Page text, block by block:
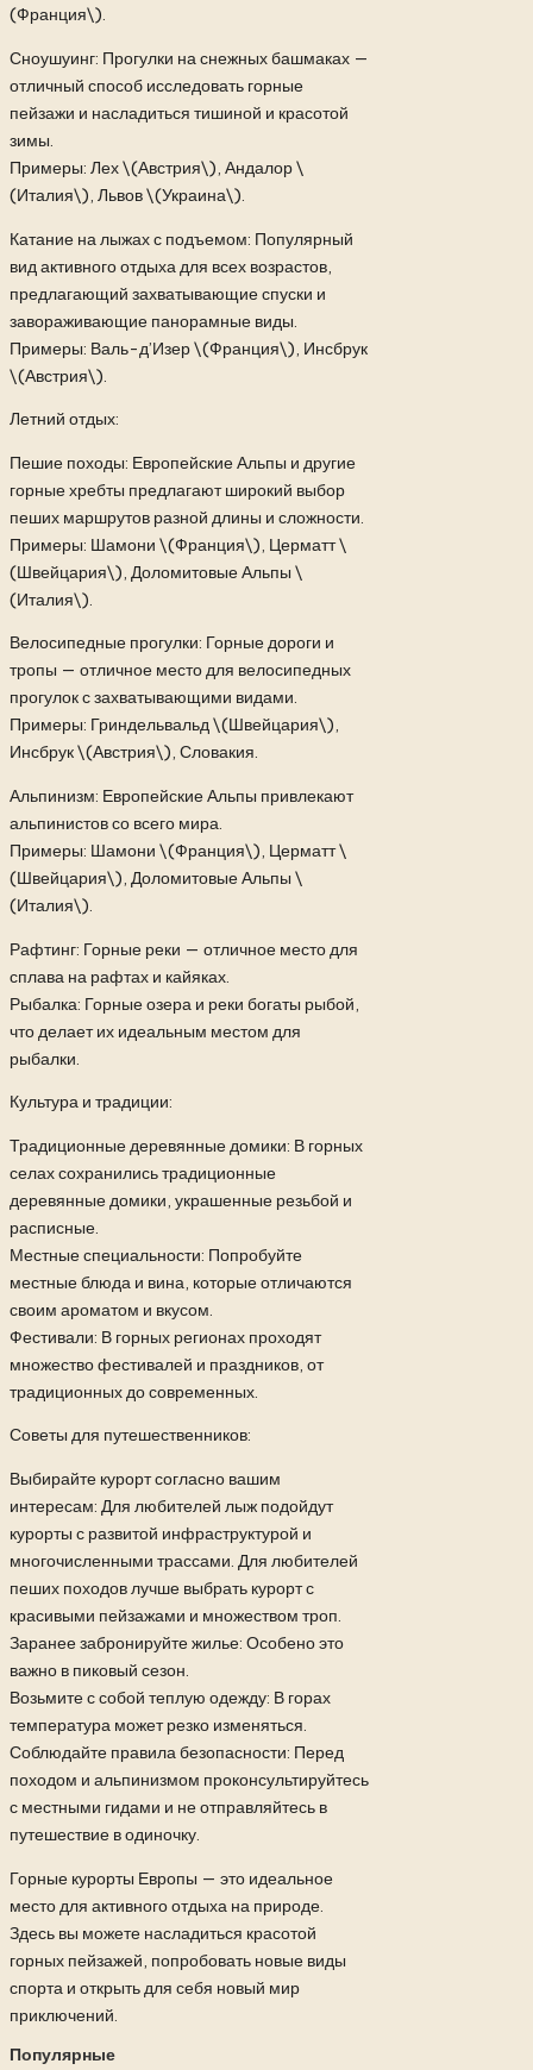
(Франция\).
Сноушуинг: Прогулки на снежных башмаках —
отличный способ исследовать горные
пейзажи и насладиться тишиной и красотой
зимы.
Примеры: Лех \(Австрия\), Андалор \
(Италия\), Львов \(Украина\).
Катание на лыжах с подъемом: Популярный
вид активного отдыха для всех возрастов,
предлагающий захватывающие спуски и
завораживающие панорамные виды.
Примеры: Валь-д’Изер \(Франция\), Инсбрук
\(Австрия\).
Летний отдых:
Пешие походы: Европейские Альпы и другие
горные хребты предлагают широкий выбор
пеших маршрутов разной длины и сложности.
Примеры: Шамони \(Франция\), Церматт \
(Швейцария\), Доломитовые Альпы \
(Италия\).
Велосипедные прогулки: Горные дороги и
тропы — отличное место для велосипедных
прогулок с захватывающими видами.
Примеры: Гриндельвальд \(Швейцария\),
Инсбрук \(Австрия\), Словакия.
Альпинизм: Европейские Альпы привлекают
альпинистов со всего мира.
Примеры: Шамони \(Франция\), Церматт \
(Швейцария\), Доломитовые Альпы \
(Италия\).
Рафтинг: Горные реки — отличное место для
сплава на рафтах и кайяках.
Рыбалка: Горные озера и реки богаты рыбой,
что делает их идеальным местом для
рыбалки.
Культура и традиции:
Традиционные деревянные домики: В горных
селах сохранились традиционные
деревянные домики, украшенные резьбой и
расписные.
Местные специальности: Попробуйте
местные блюда и вина, которые отличаются
своим ароматом и вкусом.
Фестивали: В горных регионах проходят
множество фестивалей и праздников, от
традиционных до современных.
Советы для путешественников:
Выбирайте курорт согласно вашим
интересам: Для любителей лыж подойдут
курорты с развитой инфраструктурой и
многочисленными трассами. Для любителей
пеших походов лучше выбрать курорт с
красивыми пейзажами и множеством троп.
Заранее забронируйте жилье: Особено это
важно в пиковый сезон.
Возьмите с собой теплую одежду: В горах
температура может резко изменяться.
Соблюдайте правила безопасности: Перед
походом и альпинизмом проконсультируйтесь
с местными гидами и не отправляйтесь в
путешествие в одиночку.
Горные курорты Европы — это идеальное
место для активного отдыха на природе.
Здесь вы можете насладиться красотой
горных пейзажей, попробовать новые виды
спорта и открыть для себя новый мир
приключений.
Популярные